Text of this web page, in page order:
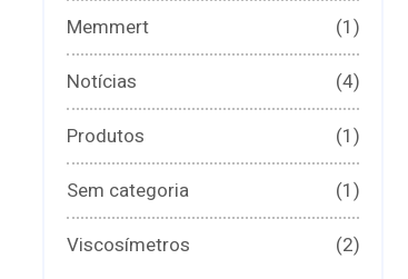
Memmert
(1)
Notícias
(4)
Produtos
(1)
Sem categoria
(1)
Viscosímetros
(2)